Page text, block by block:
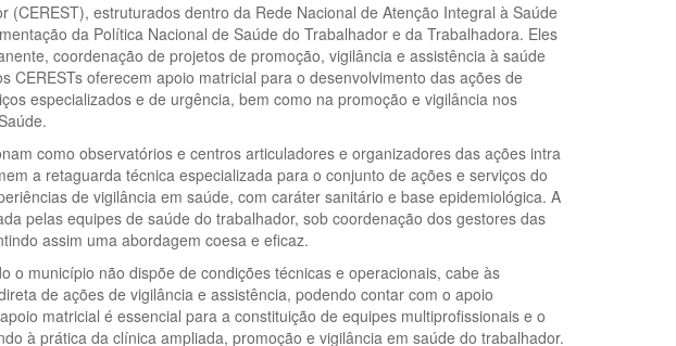
estruturados dentro da Rede Nacional de Atenção Integral à Saúde
da Política Nacional de Saúde do Trabalhador e da Trabalhadora. Eles
coordenação de projetos de promoção, vigilância e assistência à saúde
CERESTs oferecem apoio matricial para o desenvolvimento das ações de
especializados e de urgência, bem como na promoção e vigilância nos
como observatórios e centros articuladores e organizadores das ações intra
a retaguarda técnica especializada para o conjunto de ações e serviços do
de vigilância em saúde, com caráter sanitário e base epidemiológica. A
pelas equipes de saúde do trabalhador, sob coordenação dos gestores das
assim uma abordagem coesa e eficaz.
o município não dispõe de condições técnicas e operacionais, cabe às
de ações de vigilância e assistência, podendo contar com o apoio
matricial é essencial para a constituição de equipes multiprofissionais e o
à prática da clínica ampliada, promoção e vigilância em saúde do trabalhador.